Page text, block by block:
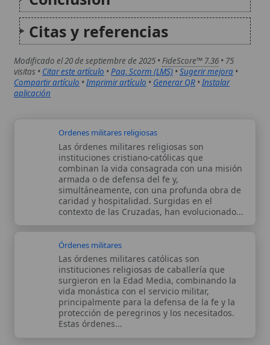
Las órdenes militares religiosas son
instituciones cristiano-católicas que
combinan la vida consagrada con una misión
armada o de defensa del fe y,
simultáneamente, con una profunda obra de
caridad y hospitalidad. Surgidas en el
contexto de las Cruzadas, han evolucionado...
surgieron en la Edad Media, combinando la
vida monástica con el servicio militar,
principalmente para la defensa de la fe y la
protección de peregrinos y los necesitados.
Estas órdenes...
Autor: Comité editorial
del artículo están basadas y contrastadas
usando fuentes catolicas: escritos
patrísticos, de santos, artículos
teológicos, documentos históricos, actas
de concilios, encíclicas, fuentes
magisteriales y documentos oficiales de
la Iglesia.Proceso editorial →